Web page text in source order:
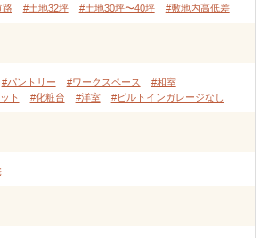
路 #土地32坪 #土地30坪〜40坪 #敷地内高低差
#パントリー #ワークスペース
#和室
ト
#化粧台 #洋室 #ビルトインガレージなし